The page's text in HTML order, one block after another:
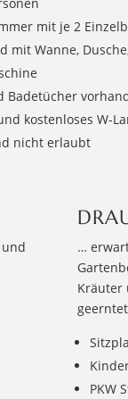
mit je 2
mit Wanne,
Badetücher
kostenloses W-
nicht erlaubt
…
Kräuter
PKW